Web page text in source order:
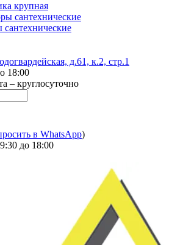
крупная
д.61, к.2, стр.1
18:00
– круглосуточно
в WhatsApp)
до 18:00